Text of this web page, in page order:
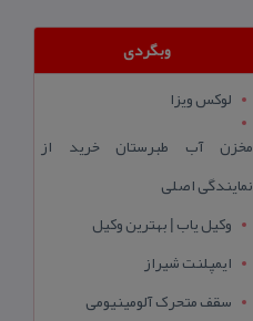
وبگردی
لوکس ویزا
مخزن آب طبرستان خرید از
نمایندگی اصلی
وکیل یاب | بهترین وکیل
ایمپلنت شیراز
سقف متحرک آلومینیومی